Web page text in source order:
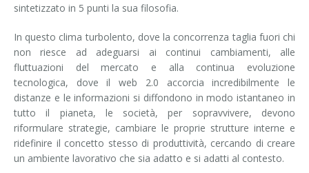
sintetizzato in 5 punti la sua filosofia.
In questo clima turbolento, dove la concorrenza taglia fuori chi
non riesce ad adeguarsi ai continui cambiamenti, alle
fluttuazioni del mercato e alla continua evoluzione
tecnologica, dove il web 2.0 accorcia incredibilmente le
distanze e le informazioni si diffondono in modo istantaneo in
tutto il pianeta, le società, per sopravvivere, devono
riformulare strategie, cambiare le proprie strutture interne e
ridefinire il concetto stesso di produttività, cercando di creare
un ambiente lavorativo che sia adatto e si adatti al contesto.